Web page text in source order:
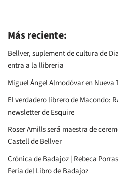
Más reciente:
Bellver, suplement de cultura de
entra a la llibreria
Miguel Ángel Almodóvar en
El verdadero librero de Macondo:
newsletter de Esquire
Roser Amills será maestra de
Castell de Bellver
Crónica de Badajoz | Rebeca
Feria del Libro de Badajoz